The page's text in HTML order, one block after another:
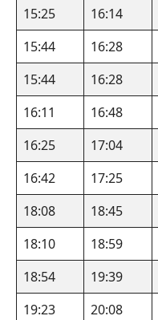
15:25 16:14
15:44
16:28
15:44
16:28
16:11
16:48
16:25
17:04
16:42
17:25
18:08
18:45
18:10
18:59
18:54
19:39
19:23
20:08